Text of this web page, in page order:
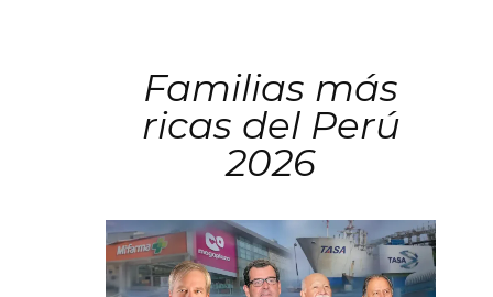
Familias más
ricas del Perú
2026